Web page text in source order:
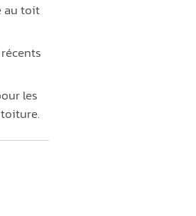
au toit
les